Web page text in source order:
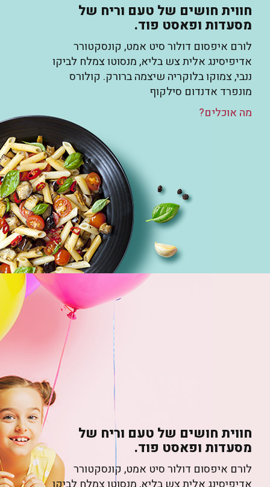
חווית חושים של טעם וריח של
מסעדות ופאסט פוד.
לורם איפסום דולור סיט אמט, קונסקטורר
אדיפיסינג אלית צש בליא, מנסוטו צמלח לביקו
ננבי, צמוקו בלוקריה שיצמה ברורק. קולורס
מונפרד אדנדום סילקוף
מה אוכלים?
חווית חושים של טעם וריח של
מסעדות ופאסט פוד.
לורם איפסום דולור סיט אמט, קונסקטורר